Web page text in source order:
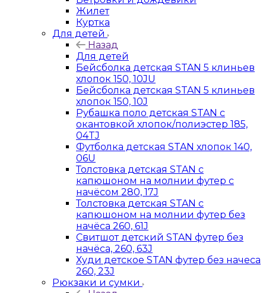
Жилет
Куртка
Для детей
Назад
Для детей
Бейсболка детская STAN 5 клиньев
хлопок 150, 10JU
Бейсболка детская STAN 5 клиньев
хлопок 150, 10J
Рубашка поло детская STAN с
окантовкой хлопок/полиэстер 185,
04TJ
Футболка детская STAN хлопок 140,
06U
Толстовка детская STAN с
капюшоном на молнии футер с
начёсом 280, 17J
Толстовка детская STAN с
капюшоном на молнии футер без
начёса 260, 61J
Свитшот детский STAN футер без
начёса, 260, 63J
Худи детское STAN футер без начеса
260, 23J
Рюкзаки и сумки